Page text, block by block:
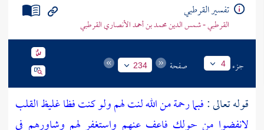
تفسير القرطبي
القرطبي - شمس الدين محمد بن أحمد الأنصاري القرطبي
جزء 4 صفحة 234
قوله تعالى :فبما رحمة من الله لنت لهم ولو كنت فظا غليظ القلب
لانفضوا من حولك فاعف عنهم واستغفر لهم وشاورهم في